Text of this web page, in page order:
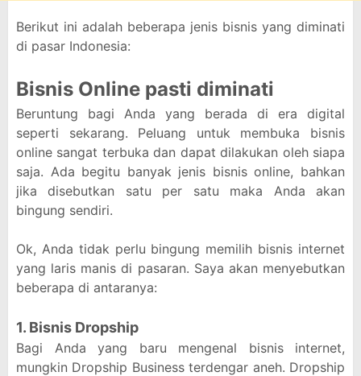
Berikut ini adalah beberapa jenis bisnis yang diminati
di pasar Indonesia:
Bisnis Online pasti diminati
Beruntung bagi Anda yang berada di era digital
seperti sekarang. Peluang untuk membuka bisnis
online sangat terbuka dan dapat dilakukan oleh siapa
saja. Ada begitu banyak jenis bisnis online, bahkan
jika disebutkan satu per satu maka Anda akan
bingung sendiri.
Ok, Anda tidak perlu bingung memilih bisnis internet
yang laris manis di pasaran. Saya akan menyebutkan
beberapa di antaranya:
1. Bisnis Dropship
Bagi Anda yang baru mengenal bisnis internet,
mungkin Dropship Business terdengar aneh. Dropship